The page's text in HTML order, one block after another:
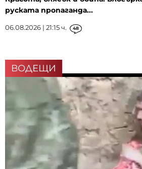
руската пропаганда...
06.08.2026 | 21:15 ч. 48
ВОДЕЩИ